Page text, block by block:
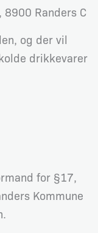
8900 Randers C
og der vil
drikkevarer
for §17,
Kommune